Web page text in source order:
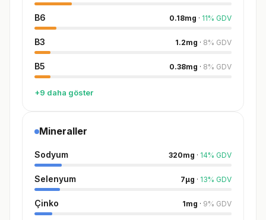
B6 0.18mg · 11% GDV
B3 1.2mg · 8% GDV
B5 0.38mg · 8% GDV
+9 daha göster
Mineraller
Sodyum 320mg · 14% GDV
Selenyum 7µg · 13% GDV
Çinko 1mg · 9% GDV